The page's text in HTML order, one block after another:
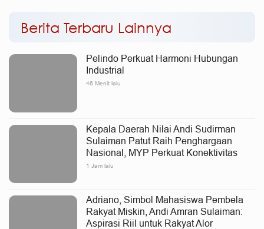
Berita Terbaru Lainnya
Pelindo Perkuat Harmoni Hubungan
Industrial
46 Menit lalu
Kepala Daerah Nilai Andi Sudirman
Sulaiman Patut Raih Penghargaan
Nasional, MYP Perkuat Konektivitas
1 Jam lalu
Adriano, Simbol Mahasiswa Pembela
Rakyat Miskin, Andi Amran Sulaiman:
Aspirasi Riil untuk Rakyat Alor